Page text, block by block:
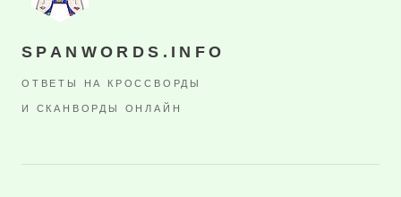
SPANWORDS.INFO
ОТВЕТЫ НА КРОССВОРДЫ
И СКАНВОРДЫ ОНЛАЙН